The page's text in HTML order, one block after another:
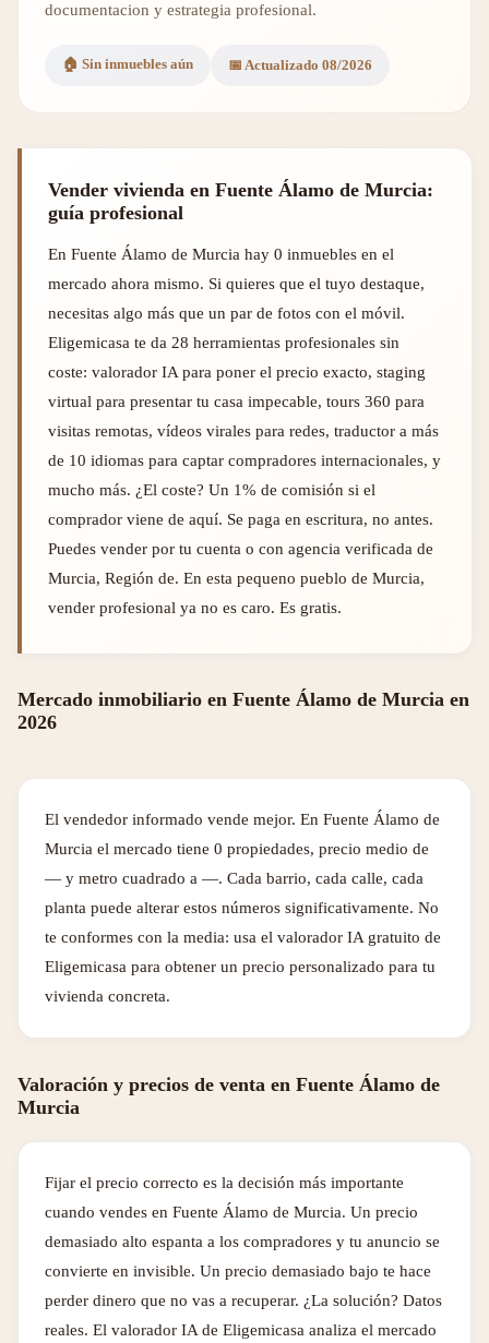
documentacion y estrategia profesional.
🏠 Sin inmuebles aún 📅 Actualizado 08/2026
Vender vivienda en Fuente Álamo de Murcia:
guía profesional
En Fuente Álamo de Murcia hay 0 inmuebles en el
mercado ahora mismo. Si quieres que el tuyo destaque,
necesitas algo más que un par de fotos con el móvil.
Eligemicasa te da 28 herramientas profesionales sin
coste: valorador IA para poner el precio exacto, staging
virtual para presentar tu casa impecable, tours 360 para
visitas remotas, vídeos virales para redes, traductor a más
de 10 idiomas para captar compradores internacionales, y
mucho más. ¿El coste? Un 1% de comisión si el
comprador viene de aquí. Se paga en escritura, no antes.
Puedes vender por tu cuenta o con agencia verificada de
Murcia, Región de. En esta pequeno pueblo de Murcia,
vender profesional ya no es caro. Es gratis.
Mercado inmobiliario en Fuente Álamo de Murcia en
2026
El vendedor informado vende mejor. En Fuente Álamo de
Murcia el mercado tiene 0 propiedades, precio medio de
— y metro cuadrado a —. Cada barrio, cada calle, cada
planta puede alterar estos números significativamente. No
te conformes con la media: usa el valorador IA gratuito de
Eligemicasa para obtener un precio personalizado para tu
vivienda concreta.
Valoración y precios de venta en Fuente Álamo de
Murcia
Fijar el precio correcto es la decisión más importante
cuando vendes en Fuente Álamo de Murcia. Un precio
demasiado alto espanta a los compradores y tu anuncio se
convierte en invisible. Un precio demasiado bajo te hace
perder dinero que no vas a recuperar. ¿La solución? Datos
reales. El valorador IA de Eligemicasa analiza el mercado